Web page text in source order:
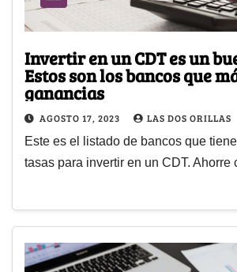
Invertir en un CDT es un
Estos son los bancos que
ganancias
AGOSTO 17, 2023 LAS DOS ORILLAS
Este es el listado de bancos que
tasas para invertir en un CDT. Ahorre